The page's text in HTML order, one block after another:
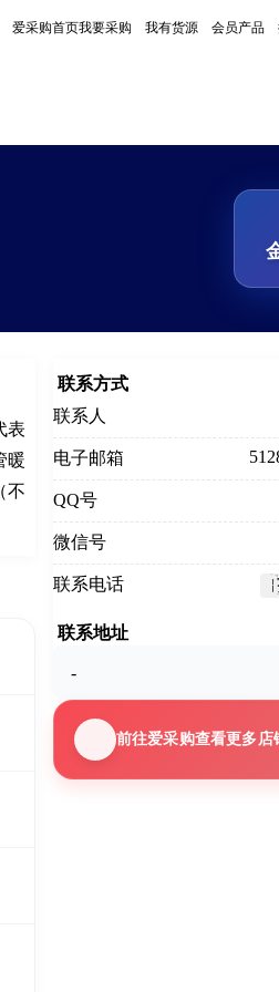
爱采购首页我要采购 我有货源 会员产品
表
暖
不
联系方式
联系人
电子邮箱
QQ号
微信号
联系电话
联系地址
-
前往爱采购查看更多店